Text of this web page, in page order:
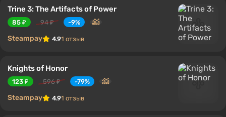
Trine 3: The Artifacts of Power
85 ₽ 94 ₽ -9%
Steampay 4.91 отзыв
Knights of Honor
123 ₽ 596 ₽ -79%
Steampay 4.91 отзыв